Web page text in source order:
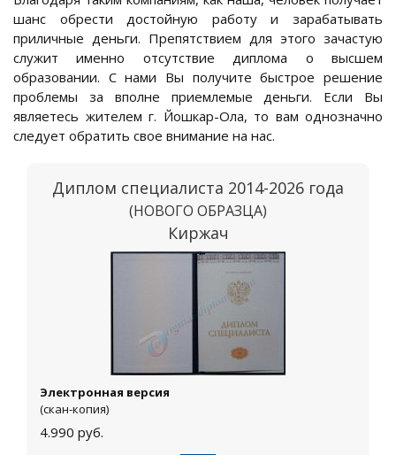
шанс обрести достойную работу и зарабатывать
приличные деньги. Препятствием для этого зачастую
служит именно отсутствие диплома о высшем
образовании. С нами Вы получите быстрое решение
проблемы за вполне приемлемые деньги. Если Вы
являетесь жителем г. Йошкар-Ола, то вам однозначно
следует обратить свое внимание на нас.
Диплом специалиста 2014-2026 года
(НОВОГО ОБРАЗЦА)
Киржач
Электронная версия
(скан-копия)
4.990 руб.